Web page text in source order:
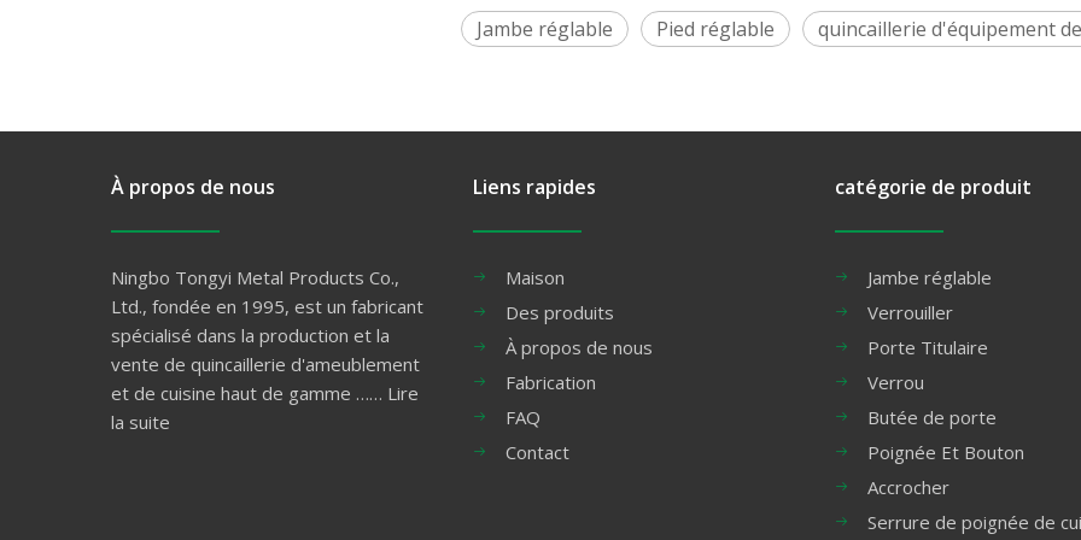
Jambe réglable Pied réglable quincaillerie d'équipement
À propos de nous
Ningbo Tongyi Metal Products Co.,
Ltd., fondée en 1995, est un fabricant
spécialisé dans la production et la
vente de quincaillerie d'ameublement
et de cuisine haut de gamme …… Lire
la suite
Liens rapides
Maison
Des produits
À propos de nous
Fabrication
FAQ
Contact
catégorie de produit
Jambe réglable
Verrouiller
Porte Titulaire
Verrou
Butée de porte
Poignée Et Bouton
Accrocher
Serrure de poignée de